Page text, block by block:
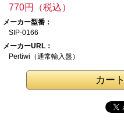
770円（税込）
メーカー型番：
SIP-0166
メーカーURL：
Pertiwi（通常輸入盤）